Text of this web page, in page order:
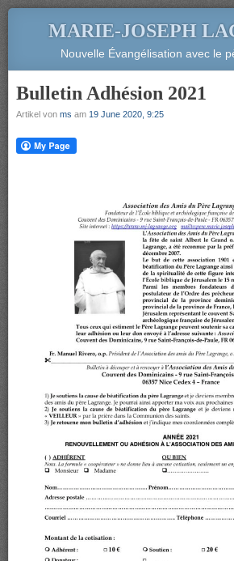
MARIE-JOSEPH
Nouvelle Évangélisation avec le
Bulletin Adhésion 2021
Artikel von ms am 19 June 2020, 9:25